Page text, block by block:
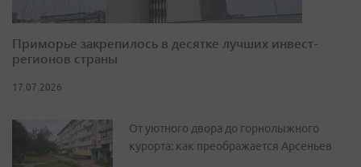
Приморье закрепилось в десятке лучших инвест-
регионов страны
17.07.2026
От уютного двора до горнолыжного
курорта: как преображается Арсеньев